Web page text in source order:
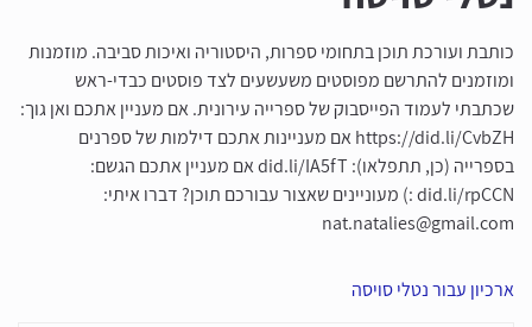
כותבת ועורכת תוכן בתחומי ספרות, היסטוריה ואיכות סביבה. מוזמנות
ומוזמנים להתרשם מפוסטים משעשעים לצד פוסטים כבדי-ראש
שכתבתי לעמוד הפייסבוק של ספרייה עירונית. אם מעניין אתכם ואן גוך:
https://did.li/CvbZH אם מעניינות אתכם דילמות של ספרנים
בספרייה (כן, תתפלאו): did.li/IA5fT אם מעניין אתכם הגשם:
did.li/rpCCN :) מעוניינים שאצור עבורכם תוכן? דברו איתי:
nat.natalies@gmail.com
ארכיון עבור נטלי סויסה